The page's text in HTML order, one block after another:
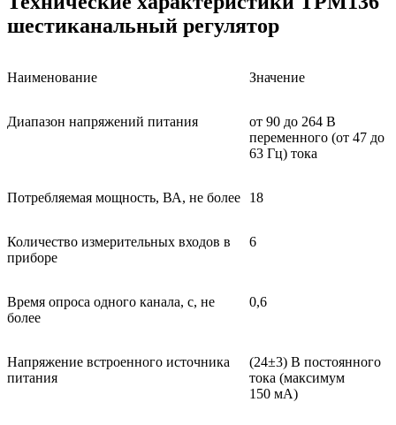
шестиканальный регулятор
Наименование Значение
Диапазон напряжений питания
от 90 до 264 В
переменного (от 47 до
63 Гц) тока
Потребляемая мощность, ВА, не более 18
Количество измерительных входов в
приборе
6
Время опроса одного канала, с, не
более
0,6
Напряжение встроенного источника
питания
(24±3) В постоянного
тока (максимум
150 мА)